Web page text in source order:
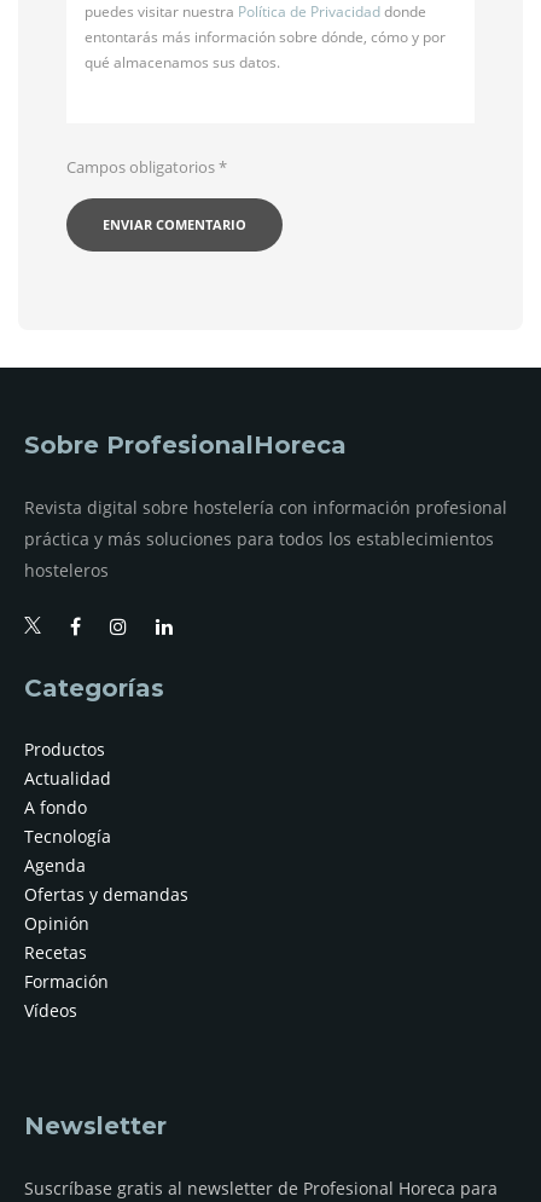
puedes visitar nuestra Política de Privacidaddonde
entontarás más información sobre dónde, cómo y por
qué almacenamos sus datos.
Campos obligatorios*
Sobre ProfesionalHoreca
Revista digital sobre hostelería con información profesional
práctica y más soluciones para todos los establecimientos
hosteleros
Categorías
Productos
Actualidad
A fondo
Tecnología
Agenda
Ofertas y demandas
Opinión
Recetas
Formación
Vídeos
Newsletter
Suscríbase gratis al newsletter de Profesional Horeca para